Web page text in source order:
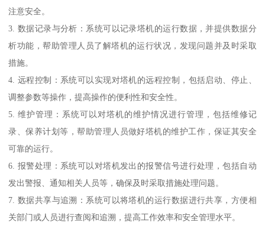
注意安全。
3. 数据记录与分析：系统可以记录塔机的运行数据，并提供数据分
析功能，帮助管理人员了解塔机的运行状况，发现问题并及时采取
措施。
4. 远程控制：系统可以实现对塔机的远程控制，包括启动、停止、
调整参数等操作，提高操作的便利性和安全性。
5. 维护管理：系统可以对塔机的维护情况进行管理，包括维修记
录、保养计划等，帮助管理人员做好塔机的维护工作，保证其安全
可靠的运行。
6. 报警处理：系统可以对塔机发出的报警信号进行处理，包括自动
发出警报、通知相关人员等，确保及时采取措施处理问题。
7. 数据共享与追溯：系统可以将塔机的运行数据进行共享，方便相
关部门或人员进行查阅和追溯，提高工作效率和安全管理水平。